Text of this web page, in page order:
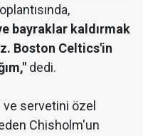
bayraklar kaldırmak
Boston Celtics'in
dedi.
servetini özel
Chisholm'un